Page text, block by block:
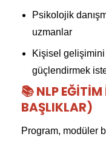
Psikolojik
uzmanlar
Kişisel gelişimini
güçlendirmek
📚 NLP
BAŞLIKLAR)
Program, modüler